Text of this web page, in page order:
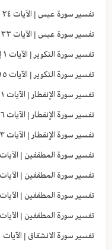
تفسير سورة عبس | الآيات ٢٤ إلى ٣٢
تفسير سورة عبس | الآيات ٣٣ إلى ٤٢
تفسير سورة التكوير | الآيات ١ إلى ١٤
تفسير سورة التكوير | الآيات ١٥ إلى ٢٩
تفسير سورة الإنفطار | الآيات ١ إلى ٥
تفسير سورة الإنفطار | الآيات ٦ إلى ١٢
تفسير سورة الإنفطار | الآيات ١٣ إلى ١٩
تفسير سورة المطففين | الآيات ١ إلى ٦
تفسير سورة المطففين | الآيات ٧ إلى ١٧
تفسير سورة المطففين | الآيات ١٨ إلى ٢٨
تفسير سورة المطففين | الآيات ٢٩ إلى
تفسير سورة الانشقاق | الآيات ١ إلى ٦